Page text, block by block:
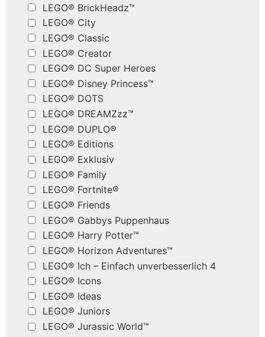
LEGO® BrickHeadz™
LEGO® City
LEGO® Classic
LEGO® Creator
LEGO® DC Super Heroes
LEGO® Disney Princess™
LEGO® DOTS
LEGO® DREAMZzz™
LEGO® DUPLO®
LEGO® Editions
LEGO® Exklusiv
LEGO® Family
LEGO® Fortnite®
LEGO® Friends
LEGO® Gabbys Puppenhaus
LEGO® Harry Potter™
LEGO® Horizon Adventures™
LEGO® Ich – Einfach unverbesserlich 4
LEGO® Icons
LEGO® Ideas
LEGO® Juniors
LEGO® Jurassic World™